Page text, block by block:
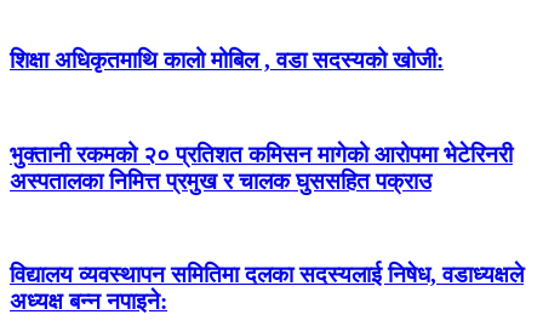
शिक्षा अधिकृतमाथि कालो मोबिल , वडा सदस्यको खोजी:
भुक्तानी रकमको २० प्रतिशत कमिसन मागेको आरोपमा भेटेरिनरी
अस्पतालका निमित्त प्रमुख र चालक घुससहित पक्राउ
विद्यालय व्यवस्थापन समितिमा दलका सदस्यलाई निषेध, वडाध्यक्षले
अध्यक्ष बन्न नपाइने: